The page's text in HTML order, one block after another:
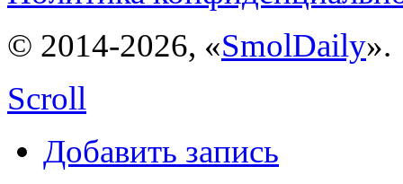
© 2014-2026, «SmolDaily».
Scroll
Добавить запись